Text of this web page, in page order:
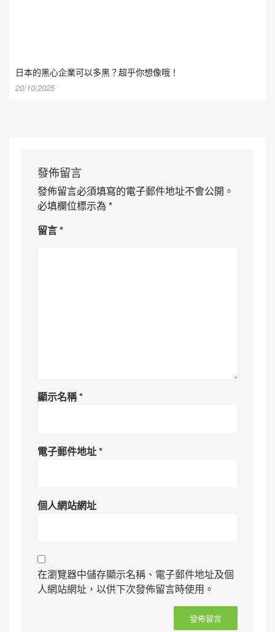
日本的黑心企業可以多黑？超乎你想像哦！
20/10/2025
發佈留言
發佈留言必須填寫的電子郵件地址不會公開。
必填欄位標示為 *
留言*
顯示名稱*
電子郵件地址*
個人網站網址
在瀏覽器中儲存顯示名稱、電子郵件地址及個
人網站網址，以供下次發佈留言時使用。